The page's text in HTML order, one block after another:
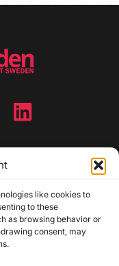
like cookies to
to these
as browsing behavior or
consent, may